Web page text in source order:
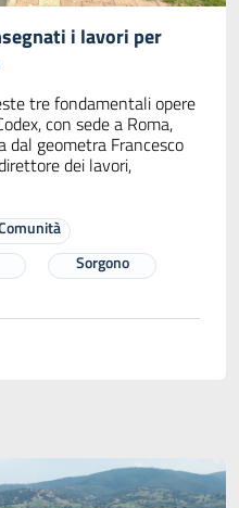
i lavori per
tre fondamentali opere
con sede a Roma,
dal geometra Francesco
dei lavori,
Sorgono